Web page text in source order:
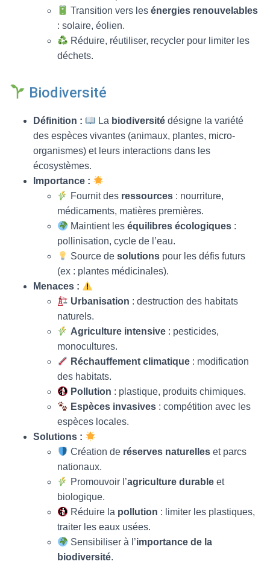
Transition vers lesénergies renouvelables
: solaire, éolien.
Réduire, réutiliser, recycler pour limiter les
déchets.
Biodiversité
Définition : La biodiversité désigne la variété
des espèces vivantes (animaux, plantes, micro-
organismes) et leurs interactions dans les
écosystèmes.
Importance :
Fournit des ressources : nourriture,
médicaments, matières premières.
Maintient leséquilibres écologiques :
pollinisation, cycle de l’eau.
Source desolutions pour les défis futurs
(ex : plantes médicinales).
Menaces :
Urbanisation : destruction des habitats
naturels.
Agriculture intensive : pesticides,
monocultures.
Réchauffement climatique : modification
des habitats.
Pollution : plastique, produits chimiques.
Espèces invasives : compétition avec les
espèces locales.
Solutions :
Création de réserves naturelles et parcs
nationaux.
Promouvoir l’agriculture durable et
biologique.
Réduire la pollution : limiter les plastiques,
traiter les eaux usées.
Sensibiliser à l’importance de la
biodiversité.